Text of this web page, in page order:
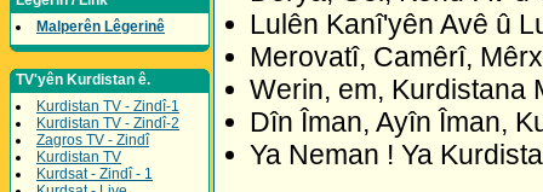
Malperên Lêgerinê
TV'yên Kurdistan ê.
Kurdistan TV - Zindî-1
Kurdistan TV - Zindî-2
Zagros TV - Zindî
Kurdistan TV
Kurdsat - Zindî - 1
Lulên Kanî'yên Avê û
Merovatî, Camêrî,
Werin, em, Kurdistana
Dîn Îman, Ayîn Îman,
Ya Neman ! Ya